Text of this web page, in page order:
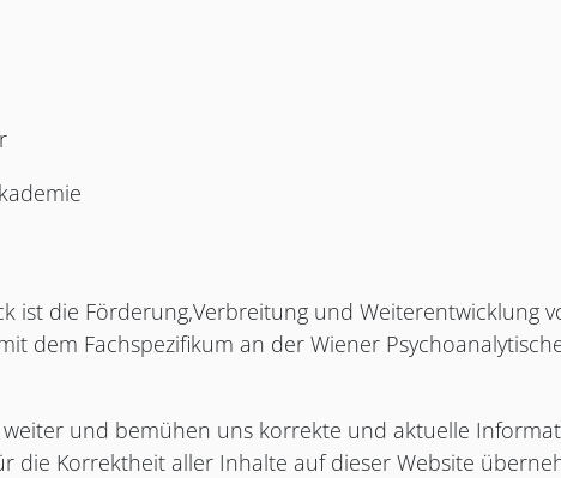
ist die Förderung,Verbreitung und Weiterentwicklung
dem Fachspezifikum an der Wiener
und bemühen uns korrekte und aktuelle
die Korrektheit aller Inhalte auf dieser Website